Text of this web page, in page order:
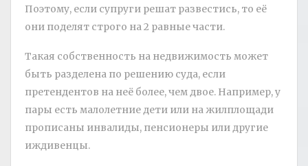
Поэтому, если супруги решат развестись, то её
они поделят строго на 2 равные части.
Такая собственность на недвижимость может
быть разделена по решению суда, если
претендентов на неё более, чем двое. Например, у
пары есть малолетние дети или на жилплощади
прописаны инвалиды, пенсионеры или другие
иждивенцы.